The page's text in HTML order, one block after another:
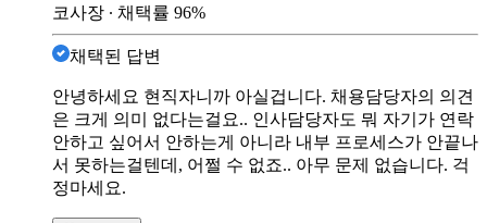
코사장 ∙ 채택률 96%
채택된 답변
안녕하세요 현직자니까 아실겁니다. 채용담당자의 의견
은 크게 의미 없다는걸요.. 인사담당자도 뭐 자기가 연락
안하고 싶어서 안하는게 아니라 내부 프로세스가 안끝나
서 못하는걸텐데, 어쩔 수 없죠.. 아무 문제 없습니다. 걱
정마세요.